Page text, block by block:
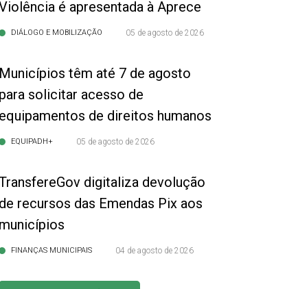
é apresentada à Aprece
DIÁLOGO E MOBILIZAÇÃO 05 de agosto de 2026
Municípios têm até 7 de agosto
para solicitar acesso de
equipamentos de direitos humanos
EQUIPADH+ 05 de agosto de 2026
digitaliza devolução
de recursos das Emendas Pix aos
municípios
FINANÇAS MUNICIPAIS 04 de agosto de 2026